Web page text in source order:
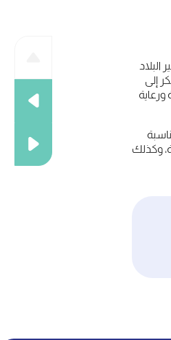
إلى
ورعاية
وكذلك